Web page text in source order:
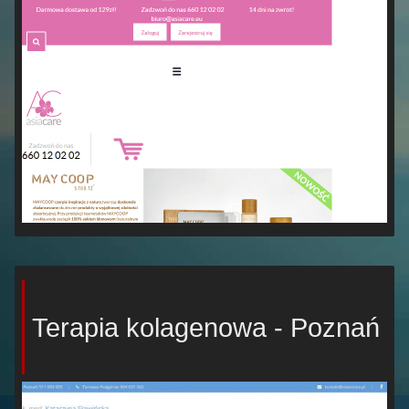
Terapia kolagenowa - Poznań